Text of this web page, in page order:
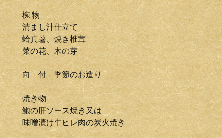
椀 物
清まし汁仕立て
蛤真薯、焼き椎茸
菜の花、木の芽
向 付 季節のお造り
焼き物
鮑の肝ソース焼き又は
味噌漬け牛ヒレ肉の炭火焼き